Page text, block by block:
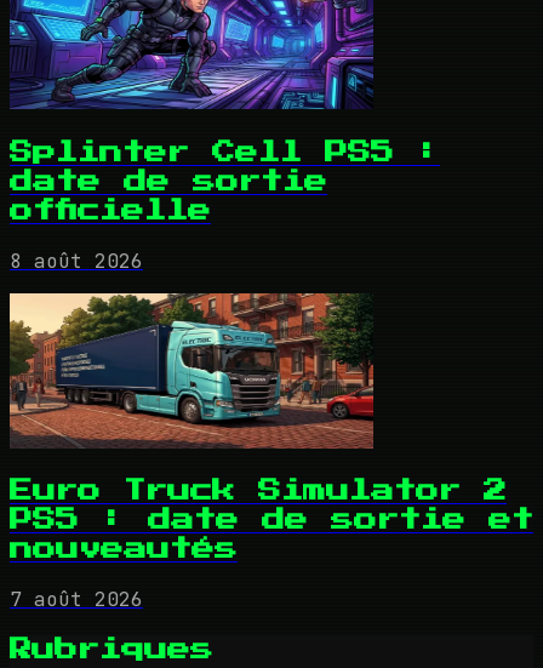
Splinter Cell PS5 :
date de sortie
officielle
8 août 2026
Euro Truck Simulator 2
PS5 : date de sortie et
nouveautés
7 août 2026
Rubriques